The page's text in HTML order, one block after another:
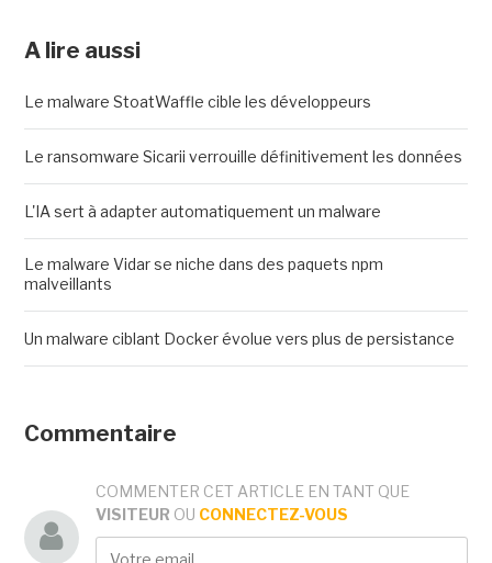
A lire aussi
Le malware StoatWaffle cible les développeurs
Le ransomware Sicarii verrouille définitivement les données
L'IA sert à adapter automatiquement un malware
Le malware Vidar se niche dans des paquets npm
malveillants
Un malware ciblant Docker évolue vers plus de persistance
Commentaire
COMMENTER CET ARTICLE EN TANT QUE
VISITEUR OU CONNECTEZ-VOUS